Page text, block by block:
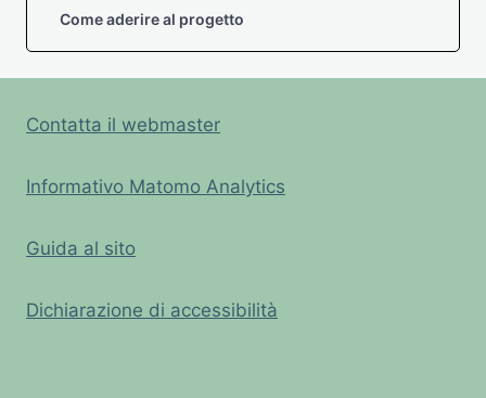
Come aderire al progetto
Contatta il webmaster
Informativo Matomo Analytics
Guida al sito
Dichiarazione di accessibilità